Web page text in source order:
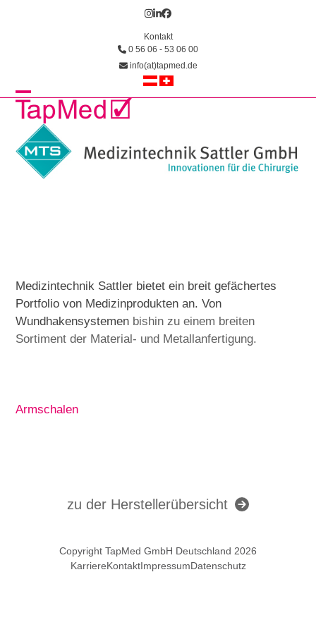
Instagram
LinkedIn
Facebook
Kontakt
0 56 06 - 53 06 00
info(at)tapmed.de
Open
mobile
menu
Close
mobile
menu
Medizintechnik Sattler bietet ein breit gefächertes
Portfolio von Medizinprodukten an. Von
Wundhakensystemen bishin zu einem breiten
Sortiment der Material- und Metallanfertigung.
Armschalen
zu der Herstellerübersicht
Copyright TapMed GmbH Deutschland 2026
KarriereKontaktImpressumDatenschutz